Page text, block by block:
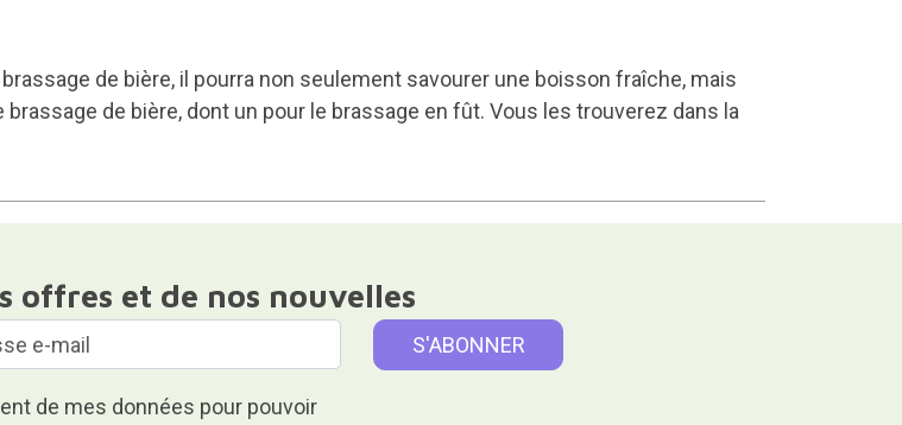
de bière, il pourra non seulement savourer une boisson fraîche, mais
de bière, dont un pour le brassage en fût. Vous les trouverez dans la
offres et de nos nouvelles
de mes données pour pouvoir